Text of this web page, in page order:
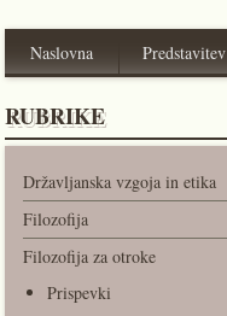
Naslovna Predstavitev
RUBRIKE
Državljanska vzgoja in etika
Filozofija
Filozofija za otroke
Prispevki